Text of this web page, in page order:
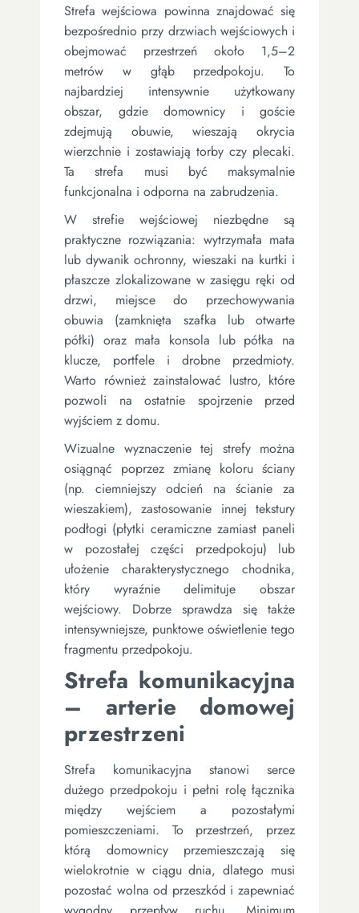
Strefa wejściowa powinna znajdować się
bezpośrednio przy drzwiach wejściowych i
obejmować przestrzeń około 1,5–2
metrów w głąb przedpokoju. To
najbardziej intensywnie użytkowany
obszar, gdzie domownicy i goście
zdejmują obuwie, wieszają okrycia
wierzchnie i zostawiają torby czy plecaki.
Ta strefa musi być maksymalnie
funkcjonalna i odporna na zabrudzenia.
W strefie wejściowej niezbędne są
praktyczne rozwiązania: wytrzymała mata
lub dywanik ochronny, wieszaki na kurtki i
płaszcze zlokalizowane w zasięgu ręki od
drzwi, miejsce do przechowywania
obuwia (zamknięta szafka lub otwarte
półki) oraz mała konsola lub półka na
klucze, portfele i drobne przedmioty.
Warto również zainstalować lustro, które
pozwoli na ostatnie spojrzenie przed
wyjściem z domu.
Wizualne wyznaczenie tej strefy można
osiągnąć poprzez zmianę koloru ściany
(np. ciemniejszy odcień na ścianie za
wieszakiem), zastosowanie innej tekstury
podłogi (płytki ceramiczne zamiast paneli
w pozostałej części przedpokoju) lub
ułożenie charakterystycznego chodnika,
który wyraźnie delimituje obszar
wejściowy. Dobrze sprawdza się także
intensywniejsze, punktowe oświetlenie tego
fragmentu przedpokoju.
Strefa komunikacyjna
– arterie domowej
przestrzeni
Strefa komunikacyjna stanowi serce
dużego przedpokoju i pełni rolę łącznika
między wejściem a pozostałymi
pomieszczeniami. To przestrzeń, przez
którą domownicy przemieszczają się
wielokrotnie w ciągu dnia, dlatego musi
pozostać wolna od przeszkód i zapewniać